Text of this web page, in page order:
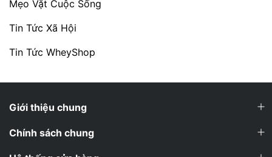
Mẹo Vặt Cuộc Sống
Tin Tức Xã Hội
Tin Tức WheyShop
Giới thiệu chung
Chính sách chung